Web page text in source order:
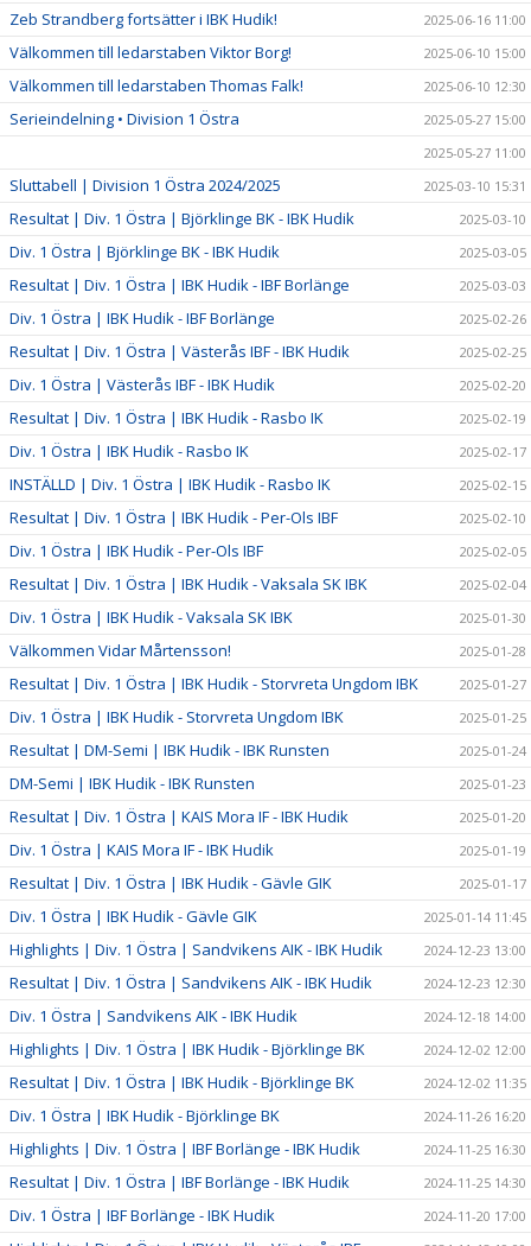
Zeb Strandberg fortsätter i IBK Hudik! 2025-06-16 11:00
Välkommen till ledarstaben Viktor Borg! 2025-06-10 15:00
Välkommen till ledarstaben Thomas Falk! 2025-06-10 12:30
Serieindelning • Division 1 Östra
2025-05-27 15:00
2025-05-27 11:00
Sluttabell | Division 1 Östra 2024/2025 2025-03-10 15:31
Resultat | Div. 1 Östra | Björklinge BK - IBK Hudik 2025-03-10
Div. 1 Östra | Björklinge BK - IBK Hudik 2025-03-05
Resultat | Div. 1 Östra | IBK Hudik - IBF Borlänge 2025-03-03
Div. 1 Östra | IBK Hudik - IBF Borlänge 2025-02-26
Resultat | Div. 1 Östra | Västerås IBF - IBK Hudik 2025-02-25
Div. 1 Östra | Västerås IBF - IBK Hudik 2025-02-20
Resultat | Div. 1 Östra | IBK Hudik - Rasbo IK 2025-02-19
Div. 1 Östra | IBK Hudik - Rasbo IK 2025-02-17
INSTÄLLD | Div. 1 Östra | IBK Hudik - Rasbo IK 2025-02-15
Resultat | Div. 1 Östra | IBK Hudik - Per-Ols IBF 2025-02-10
Div. 1 Östra | IBK Hudik - Per-Ols IBF 2025-02-05
Resultat | Div. 1 Östra | IBK Hudik - Vaksala SK IBK 2025-02-04
Div. 1 Östra | IBK Hudik - Vaksala SK IBK 2025-01-30
Välkommen Vidar Mårtensson! 2025-01-28
Resultat | Div. 1 Östra | IBK Hudik - Storvreta Ungdom IBK 2025-01-27
Div. 1 Östra | IBK Hudik - Storvreta Ungdom IBK 2025-01-25
Resultat | DM-Semi | IBK Hudik - IBK Runsten 2025-01-24
DM-Semi | IBK Hudik - IBK Runsten 2025-01-23
Resultat | Div. 1 Östra | KAIS Mora IF - IBK Hudik 2025-01-20
Div. 1 Östra | KAIS Mora IF - IBK Hudik 2025-01-19
Resultat | Div. 1 Östra | IBK Hudik - Gävle GIK 2025-01-17
Div. 1 Östra | IBK Hudik - Gävle GIK 2025-01-14 11:45
Highlights | Div. 1 Östra | Sandvikens AIK - IBK Hudik 2024-12-23 13:00
Resultat | Div. 1 Östra | Sandvikens AIK - IBK Hudik 2024-12-23 12:30
Div. 1 Östra | Sandvikens AIK - IBK Hudik 2024-12-18 14:00
Highlights | Div. 1 Östra | IBK Hudik - Björklinge BK 2024-12-02 12:00
Resultat | Div. 1 Östra | IBK Hudik - Björklinge BK 2024-12-02 11:35
Div. 1 Östra | IBK Hudik - Björklinge BK 2024-11-26 16:20
Highlights | Div. 1 Östra | IBF Borlänge - IBK Hudik 2024-11-25 16:30
Resultat | Div. 1 Östra | IBF Borlänge - IBK Hudik 2024-11-25 14:30
Div. 1 Östra | IBF Borlänge - IBK Hudik 2024-11-20 17:00